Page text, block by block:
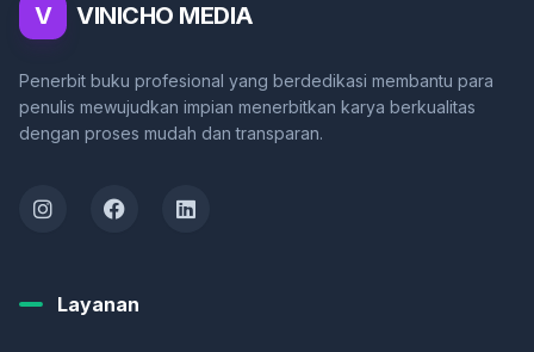
V VINICHO MEDIA
Penerbit buku profesional yang berdedikasi membantu para
penulis mewujudkan impian menerbitkan karya berkualitas
dengan proses mudah dan transparan.
Layanan